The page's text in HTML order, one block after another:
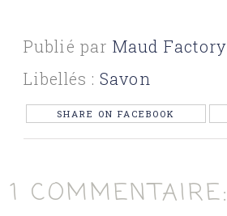
Publié par Maud Factory
Libellés :Savon
SHARE ON FACEBOOK
1 COMMENTAIRE: